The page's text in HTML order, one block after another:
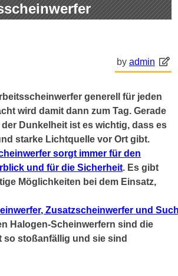
by admin
generell für jeden
wird damit dann zum Tag. Gerade
Dunkelheit ist es wichtig, dass es
starke Lichtquelle vor Ort gibt.
sorgt immer für den
und für die Sicherheit. Es gibt
Möglichkeiten bei dem Einsatz,
Zusatzscheinwerfer und
Halogen-Scheinwerfern sind die
so stoßanfällig und sie sind